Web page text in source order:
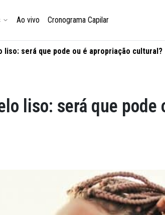
Ao vivo Cronograma Capilar
liso: será que pode ou é apropriação cultural?
liso: será que pode